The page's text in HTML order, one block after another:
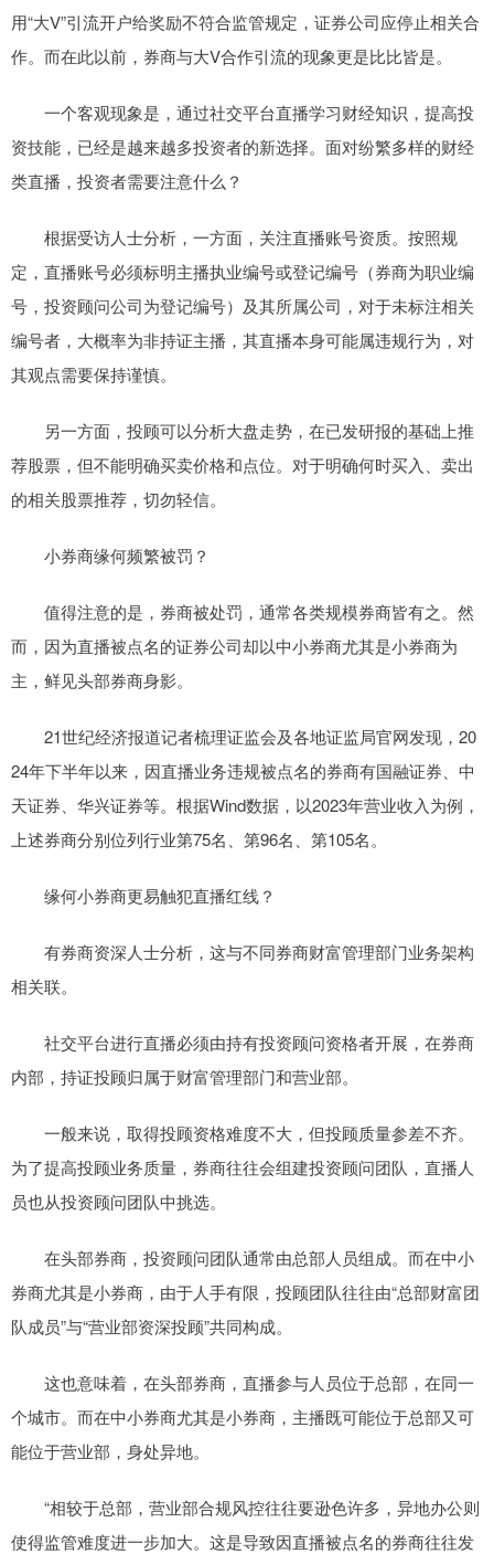
用“大V”引流开户给奖励不符合监管规定，证券公司应停止相关合
作。而在此以前，券商与大V合作引流的现象更是比比皆是。
一个客观现象是，通过社交平台直播学习财经知识，提高投
资技能，已经是越来越多投资者的新选择。面对纷繁多样的财经
类直播，投资者需要注意什么？
根据受访人士分析，一方面，关注直播账号资质。按照规
定，直播账号必须标明主播执业编号或登记编号（券商为职业编
号，投资顾问公司为登记编号）及其所属公司，对于未标注相关
编号者，大概率为非持证主播，其直播本身可能属违规行为，对
其观点需要保持谨慎。
另一方面，投顾可以分析大盘走势，在已发研报的基础上推
荐股票，但不能明确买卖价格和点位。对于明确何时买入、卖出
的相关股票推荐，切勿轻信。
小券商缘何频繁被罚？
值得注意的是，券商被处罚，通常各类规模券商皆有之。然
而，因为直播被点名的证券公司却以中小券商尤其是小券商为
主，鲜见头部券商身影。
21世纪经济报道记者梳理证监会及各地证监局官网发现，20
24年下半年以来，因直播业务违规被点名的券商有国融证券、中
天证券、华兴证券等。根据Wind数据，以2023年营业收入为例，
上述券商分别位列行业第75名、第96名、第105名。
缘何小券商更易触犯直播红线？
有券商资深人士分析，这与不同券商财富管理部门业务架构
相关联。
社交平台进行直播必须由持有投资顾问资格者开展，在券商
内部，持证投顾归属于财富管理部门和营业部。
一般来说，取得投顾资格难度不大，但投顾质量参差不齐。
为了提高投顾业务质量，券商往往会组建投资顾问团队，直播人
员也从投资顾问团队中挑选。
在头部券商，投资顾问团队通常由总部人员组成。而在中小
券商尤其是小券商，由于人手有限，投顾团队往往由“总部财富团
队成员”与“营业部资深投顾”共同构成。
这也意味着，在头部券商，直播参与人员位于总部，在同一
个城市。而在中小券商尤其是小券商，主播既可能位于总部又可
能位于营业部，身处异地。
“相较于总部，营业部合规风控往往要逊色许多，异地办公则
使得监管难度进一步加大。这是导致因直播被点名的券商往往发